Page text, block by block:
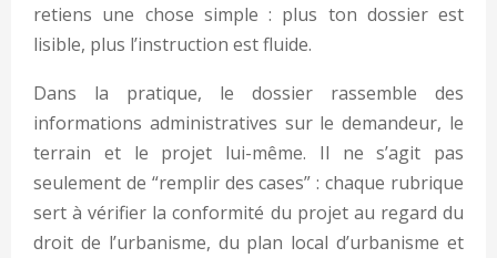
retiens une chose simple : plus ton dossier est
lisible, plus l’instruction est fluide.
Dans la pratique, le dossier rassemble des
informations administratives sur le demandeur, le
terrain et le projet lui-même. Il ne s’agit pas
seulement de “remplir des cases” : chaque rubrique
sert à vérifier la conformité du projet au regard du
droit de l’urbanisme, du plan local d’urbanisme et